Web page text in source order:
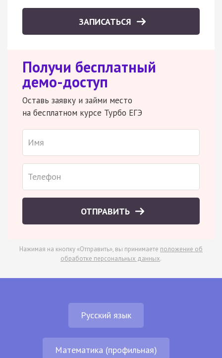
ЗАПИСАТЬСЯ
Получи бесплатный
демо-доступ
Оставь заявку и займи место
на бесплатном курсе Турбо ЕГЭ
ОТПРАВИТЬ
Нажимая на кнопку «Отправить», вы принимаете положение об
обработке персональных данных.
Русский язык
Математика (профильная)